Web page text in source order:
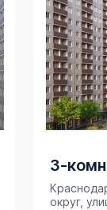
3-
округ,